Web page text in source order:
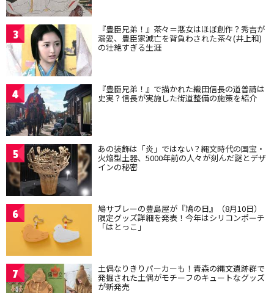
3 『豊臣兄弟！』茶々＝悪女はほぼ創作？秀吉が
溺愛、豊臣家滅亡を背負わされた茶々(井上和)
の壮絶すぎる生涯
4 『豊臣兄弟！』で描かれた織田信長の道普請は
史実？信長が実施した街道整備の施策を紹介
5 あの装飾は「炎」ではない？縄文時代の国宝・
火焔型土器、5000年前の人々が刻んだ謎とデザ
インの秘密
6 鳩サブレーの豊島屋が『鳩の日』（8月10日）
限定グッズ詳細を発表！今年はシリコンポーチ
「はとっこ」
7 土偶なりきりパーカーも！青森の縄文遺跡群で
発掘された土偶がモチーフのキュートなグッズ
が新発売